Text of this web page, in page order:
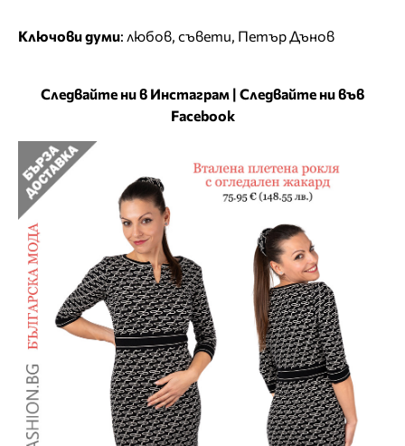
Ключови думи: любов съвети Петър Дънов
Следвайте ни в Инстаграм | Следвайте ни във
Facebook